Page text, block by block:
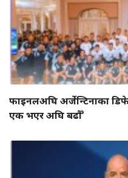
फाइनलअघि अर्जेन्टिनाका
एक भएर अघि बढौँ’